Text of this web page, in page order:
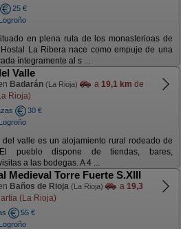
25 €
en plena ruta de los monasterioas de
La Ribera nace como empuje de una
íntegramente al s ...
Valle
Badarán (La Rioja) a 19,1 km de
Rioja)
30 €
del valle es un alojamiento rural rodeado de
El pueblo dispone de tiendas, bares,
a las bodegas. A 4 ...
Medieval Torre Fuerte S.XIII
Baños de Rioja (La Rioja) a 19,3
(La Rioja)
55 €